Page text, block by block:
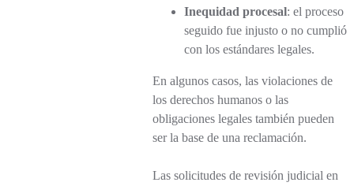
Inequidad procesal: el proceso
seguido fue injusto o no cumplió
con los estándares legales.
En algunos casos, las violaciones de
los derechos humanos o las
obligaciones legales también pueden
ser la base de una reclamación.
Las solicitudes de revisión judicial en